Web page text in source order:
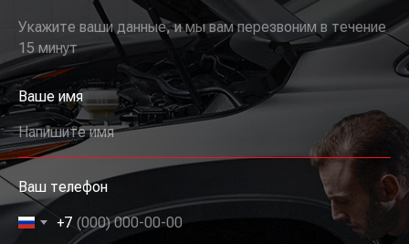
Укажите ваши данные, и мы вам перезвоним в течение
15 минут
Ваше имя
Напишите имя
Ваш телефон
+7